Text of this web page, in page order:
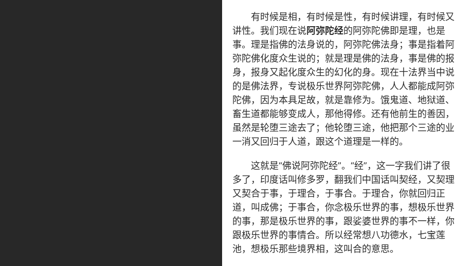
有时候是相，有时候是性，有时候讲理，有时候又
讲性。我们现在说阿弥陀经的阿弥陀佛即是理，也是
事。理是指佛的法身说的，阿弥陀佛法身；事是指着阿
弥陀佛化度众生说的；就是理是佛的法身，事是佛的报
身，报身又起化度众生的幻化的身。现在十法界当中说
的是佛法界，专说极乐世界阿弥陀佛，人人都能成阿弥
陀佛，因为本具足故，就是靠修为。饿鬼道、地狱道、
畜生道都能够变成人，那他得修。还有他前生的善因，
虽然是轮堕三途去了；他轮堕三途，他把那个三途的业
一消又回归于人道，跟这个道理是一样的。
这就是“佛说阿弥陀经”。“经”，这一字我们讲了很
多了，印度话叫修多罗，翻我们中国话叫契经，又契理
又契合于事，于理合，于事合。于理合，你就回归正
道，叫成佛；于事合，你念极乐世界的事，想极乐世界
的事，那是极乐世界的事，跟娑婆世界的事不一样，你
跟极乐世界的事情合。所以经常想八功德水，七宝莲
池，想极乐那些境界相，这叫合的意思。